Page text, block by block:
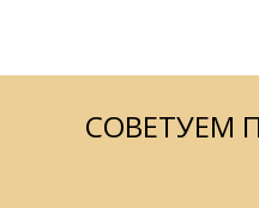
СОВЕТУЕМ